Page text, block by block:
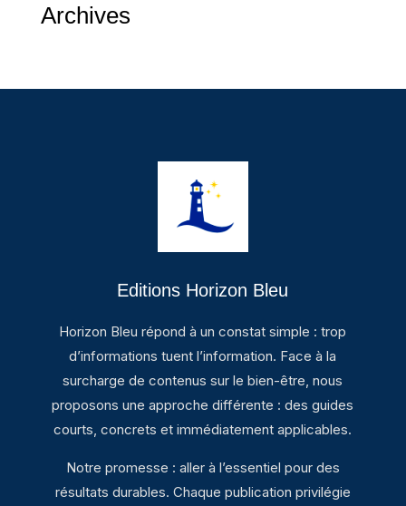
Archives
Editions Horizon Bleu
Horizon Bleu répond à un constat simple : trop
d’informations tuent l’information. Face à la
surcharge de contenus sur le bien-être, nous
proposons une approche différente : des guides
courts, concrets et immédiatement applicables.
Notre promesse : aller à l’essentiel pour des
résultats durables. Chaque publication privilégie